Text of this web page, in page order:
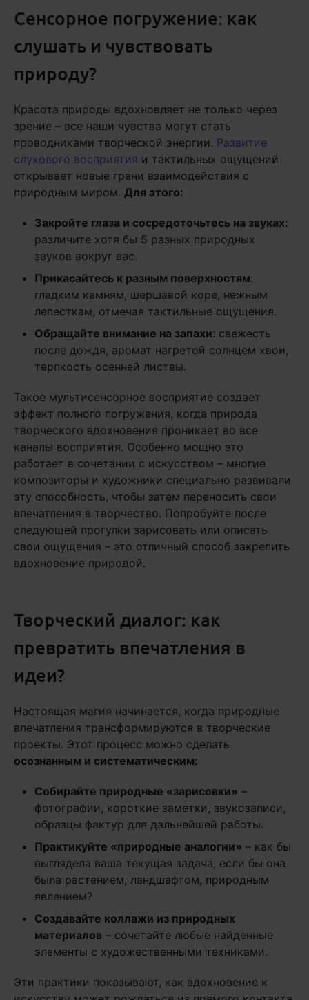
Сенсорное погружение: как
слушать и чувствовать
природу?
Красота природы вдохновляет не только через
зрение – все наши чувства могут стать
проводниками творческой энергии. Развитие
слухового восприятия и тактильных ощущений
открывает новые грани взаимодействия с
природным миром. Для этого:
Закройте глаза и сосредоточьтесь на звуках:
различите хотя бы 5 разных природных
звуков вокруг вас.
Прикасайтесь к разным поверхностям:
гладким камням, шершавой коре, нежным
лепесткам, отмечая тактильные ощущения.
Обращайте внимание на запахи: свежесть
после дождя, аромат нагретой солнцем хвои,
терпкость осенней листвы.
Такое мультисенсорное восприятие создает
эффект полного погружения, когда природа
творческого вдохновения проникает во все
каналы восприятия. Особенно мощно это
работает в сочетании с искусством – многие
композиторы и художники специально развивали
эту способность, чтобы затем переносить свои
впечатления в творчество. Попробуйте после
следующей прогулки зарисовать или описать
свои ощущения – это отличный способ закрепить
вдохновение природой.
Творческий диалог: как
превратить впечатления в
идеи?
Настоящая магия начинается, когда природные
впечатления трансформируются в творческие
проекты. Этот процесс можно сделать
осознанным и систематическим:
Собирайте природные «зарисовки» –
фотографии, короткие заметки, звукозаписи,
образцы фактур для дальнейшей работы.
Практикуйте «природные аналогии» – как бы
выглядела ваша текущая задача, если бы она
была растением, ландшафтом, природным
явлением?
Создавайте коллажи из природных
материалов – сочетайте любые найденные
элементы с художественными техниками.
Эти практики показывают, как вдохновение к